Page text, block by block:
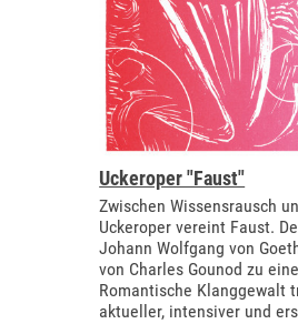
Uckeroper "Faust"
Zwischen Wissensrausch
Uckeroper vereint Faust.
Johann Wolfgang von
von Charles Gounod zu
Romantische Klanggewalt
aktueller, intensiver und